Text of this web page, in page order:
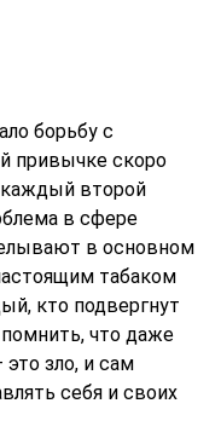
борьбу с
привычке скоро
каждый второй
в сфере
в основном
табаком
кто подвергнут
что даже
зло, и сам
себя и своих